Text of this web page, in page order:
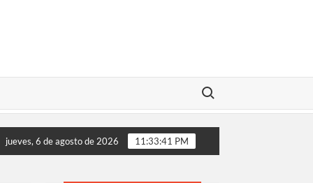
Buscar:
llegan a la provincia del Huasco para apoyar a familias
jueves, 6 de agosto de 2026 11:33:42 PM